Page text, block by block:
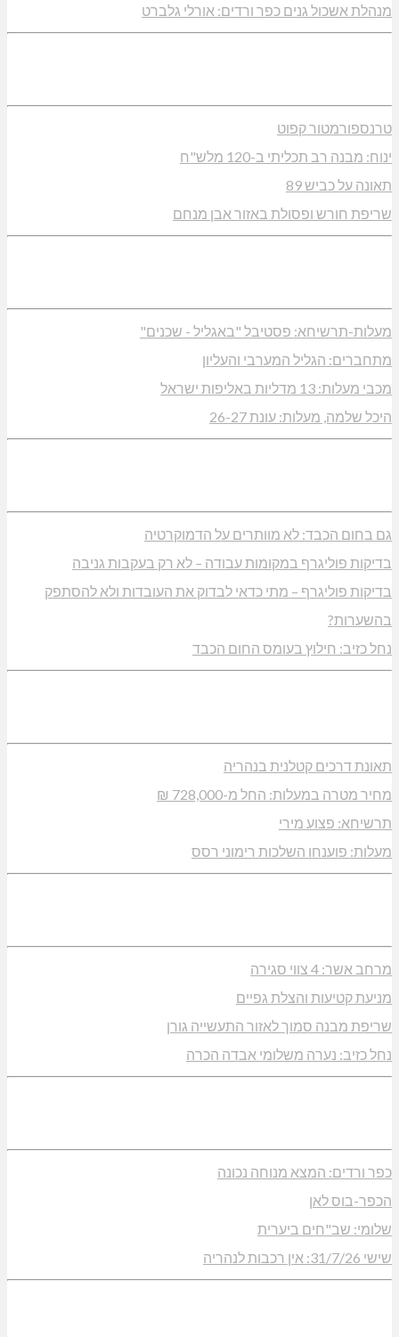
מנהלת אשכול גנים כפר ורדים: אורלי גלברט
טרנספורמטור קפוט
ינוח: מבנה רב תכליתי ב-120 מלש"ח
תאונה על כביש 89
שריפת חורש ופסולת באזור אבן מנחם
מעלות-תרשיחא: פסטיבל "באגליל - שכנים"
מתחברים: הגליל המערבי והעליון
מכבי מעלות: 13 מדליות באליפות ישראל
היכל שלמה, מעלות: עונת 26-27
גם בחום הכבד: לא מוותרים על הדמוקרטיה
בדיקות פוליגרף במקומות עבודה – לא רק בעקבות גניבה
בדיקות פוליגרף – מתי כדאי לבדוק את העובדות ולא להסתפק
בהשערות?
נחל כזיב: חילוץ בעומס החום הכבד
תאונת דרכים קטלנית בנהריה
מחיר מטרה במעלות: החל מ-728,000 ₪
תרשיחא: פצוע מירי
מעלות: פוענחו השלכות רימוני רסס
מרחב אשר: 4 צווי סגירה
מניעת קטיעות והצלת גפיים
שריפת מבנה סמוך לאזור התעשייה גורן
נחל כזיב: נערה משלומי אבדה הכרה
כפר ורדים: המצא מנוחה נכונה
הכפר-בוס לאן
שלומי: שב"חים ביערית
שישי 31/7/26: אין רכבות לנהריה